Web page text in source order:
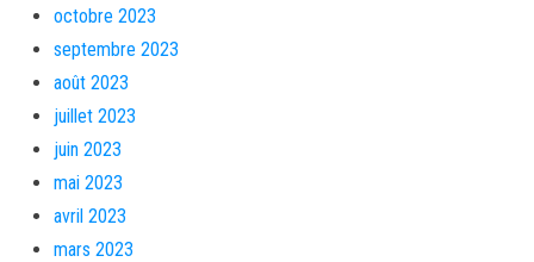
octobre 2023
septembre 2023
août 2023
juillet 2023
juin 2023
mai 2023
avril 2023
mars 2023